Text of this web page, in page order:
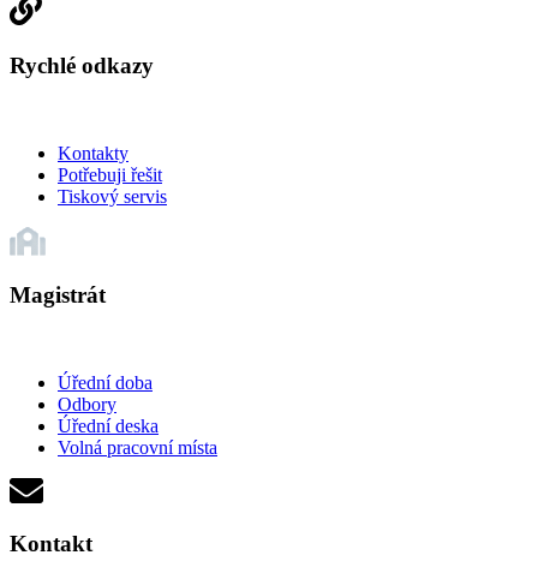
Rychlé odkazy
Kontakty
Potřebuji řešit
Tiskový servis
Magistrát
Úřední doba
Odbory
Úřední deska
Volná pracovní místa
Kontakt